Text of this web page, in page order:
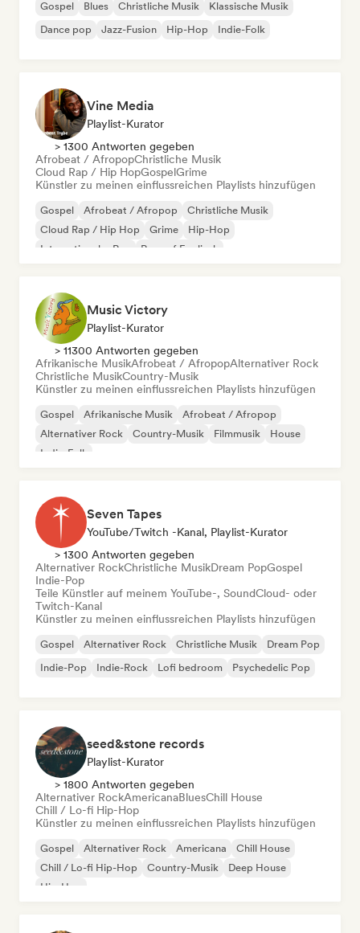
Gospel Blues Christliche Musik
Klassische Musik
Dance pop
Jazz-Fusion Hip-Hop Indie-Folk
Vine Media
Playlist-Kurator
> 1300 Antworten gegeben
Afrobeat / AfropopChristliche Musik
Cloud Rap / Hip HopGospelGrime
Künstler zu meinen einflussreichen Playlists hinzufügen
Gospel Afrobeat / Afropop
Christliche Musik
Cloud Rap / Hip Hop
Grime
Hip-Hop
Internationaler Rap
Rap auf Englisch
Music Victory
Playlist-Kurator
> 11300 Antworten gegeben
Afrikanische MusikAfrobeat / AfropopAlternativer Rock
Christliche MusikCountry-Musik
Künstler zu meinen einflussreichen Playlists hinzufügen
Gospel Afrikanische Musik
Afrobeat / Afropop
Alternativer Rock
Country-Musik Filmmusik
House
Indie-Folk
Seven Tapes
YouTube/Twitch -Kanal, Playlist-Kurator
> 1300 Antworten gegeben
Alternativer RockChristliche MusikDream PopGospel
Indie-Pop
Teile Künstler auf meinem YouTube-, SoundCloud- oder
Twitch-Kanal
Künstler zu meinen einflussreichen Playlists hinzufügen
Gospel Alternativer Rock Christliche Musik
Dream Pop
Indie-Pop
Indie-Rock Lofi bedroom Psychedelic Pop
seed&stone records
Playlist-Kurator
> 1800 Antworten gegeben
Alternativer RockAmericanaBluesChill House
Chill / Lo-fi Hip-Hop
Künstler zu meinen einflussreichen Playlists hinzufügen
Gospel Alternativer Rock Americana
Chill House
Chill / Lo-fi Hip-Hop
Country-Musik
Deep House
Hip-Hop